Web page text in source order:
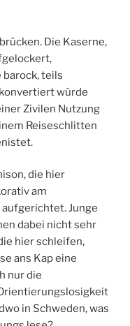
Die Kaserne,
teils
würde
Zivilen Nutzung
Reiseschlitten
die hier
am
aufgerichtet. Junge
dabei nicht sehr
hier schleifen,
ans Kap eine
nur die
in Schweden, was